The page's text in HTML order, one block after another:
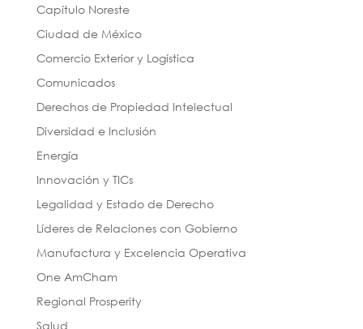
Capítulo Noreste
Ciudad de México
Comercio Exterior y Logística
Comunicados
Derechos de Propiedad Intelectual
Diversidad e Inclusión
Energía
Innovación y TICs
Legalidad y Estado de Derecho
Líderes de Relaciones con Gobierno
Manufactura y Excelencia Operativa
One AmCham
Regional Prosperity
Salud